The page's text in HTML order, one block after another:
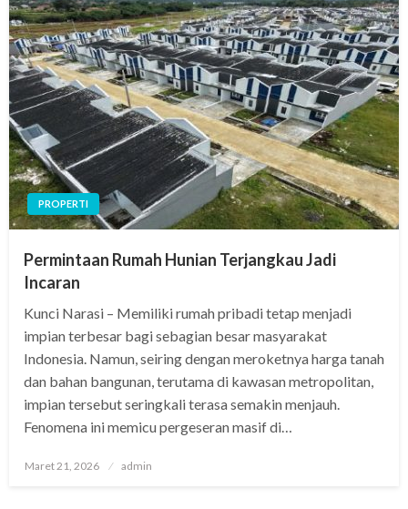
PROPERTI
Permintaan Rumah Hunian Terjangkau Jadi
Incaran
Kunci Narasi – Memiliki rumah pribadi tetap menjadi
impian terbesar bagi sebagian besar masyarakat
Indonesia. Namun, seiring dengan meroketnya harga tanah
dan bahan bangunan, terutama di kawasan metropolitan,
impian tersebut seringkali terasa semakin menjauh.
Fenomena ini memicu pergeseran masif di…
Posted
Maret 21, 2026 admin